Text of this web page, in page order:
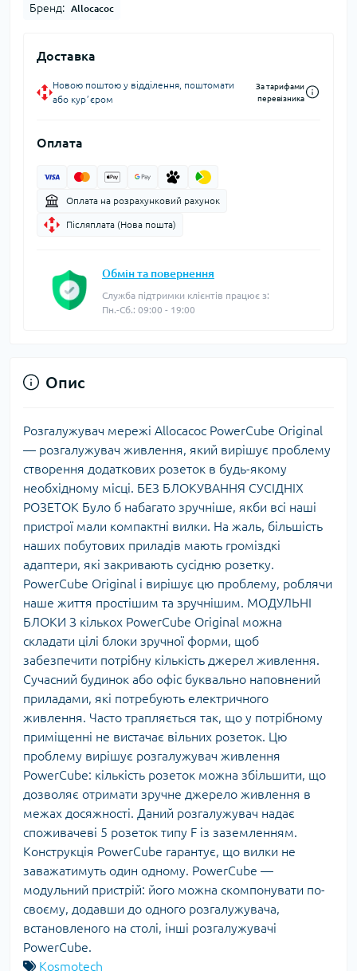
Бренд: Allocacoc
Доставка
Новою поштою у відділення, поштомати
або курʼєром
За тарифами
перевізника
Оплата
Оплата на розрахунковий рахунок
Післяплата (Нова пошта)
Обмін та повернення
Служба підтримки клієнтів працює з:
Пн.-Сб.: 09:00 - 19:00
Опис
Розгалужувач мережі Allocacoc PowerCube Original
— розгалужувач живлення, який вирішує проблему
створення додаткових розеток в будь-якому
необхідному місці. БЕЗ БЛОКУВАННЯ СУСІДНІХ
РОЗЕТОК Було б набагато зручніше, якби всі наші
пристрої мали компактні вилки. На жаль, більшість
наших побутових приладів мають громіздкі
адаптери, які закривають сусідню розетку.
PowerCube Original і вирішує цю проблему, роблячи
наше життя простішим та зручнішим. МОДУЛЬНІ
БЛОКИ З кількох PowerCube Original можна
складати цілі блоки зручної форми, щоб
забезпечити потрібну кількість джерел живлення.
Сучасний будинок або офіс буквально наповнений
приладами, які потребують електричного
живлення. Часто трапляється так, що у потрібному
приміщенні не вистачає вільних розеток. Цю
проблему вирішує розгалужувач живлення
PowerCube: кількість розеток можна збільшити, що
дозволяє отримати зручне джерело живлення в
межах досяжності. Даний розгалужувач надає
споживачеві 5 розеток типу F із заземленням.
Конструкція PowerCube гарантує, що вилки не
заважатимуть один одному. PowerCube —
модульний пристрій: його можна скомпонувати по-
своєму, додавши до одного розгалужувача,
встановленого на столі, інші розгалужувачі
PowerCube.
Kosmotech